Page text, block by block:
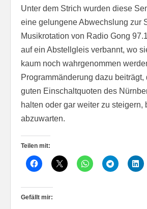
Unter dem Strich wurden diese
eine gelungene Abwechslung zur
Musikrotation von Radio Gong
auf ein Abstellgleis verbannt, wo
kaum noch wahrgenommen
Programmänderung dazu beiträgt,
guten Einschaltquoten des
halten oder gar weiter zu steigern,
abzuwarten.
Teilen mit:
Gefällt mir: